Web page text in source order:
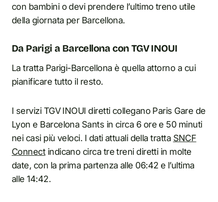
con bambini o devi prendere l’ultimo treno utile
della giornata per Barcellona.
Da Parigi a Barcellona con TGV INOUI
La tratta Parigi-Barcellona è quella attorno a cui
pianificare tutto il resto.
I servizi TGV INOUI diretti collegano Paris Gare de
Lyon e Barcelona Sants in circa 6 ore e 50 minuti
nei casi più veloci. I dati attuali della tratta SNCF
Connectindicano circa tre treni diretti in molte
date, con la prima partenza alle 06:42 e l’ultima
alle 14:42.